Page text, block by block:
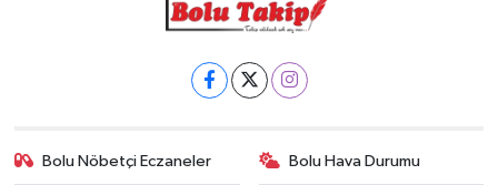
Bolu Nöbetçi Eczaneler Bolu Hava Durumu